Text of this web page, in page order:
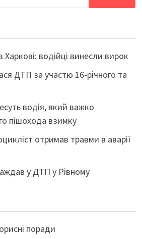
Харкові: водійці винесли вирок
ДТП за участю 16-річного та
водія, який важко
пішохода взимку
отримав травми в аварії
у ДТП у Рівному
поради